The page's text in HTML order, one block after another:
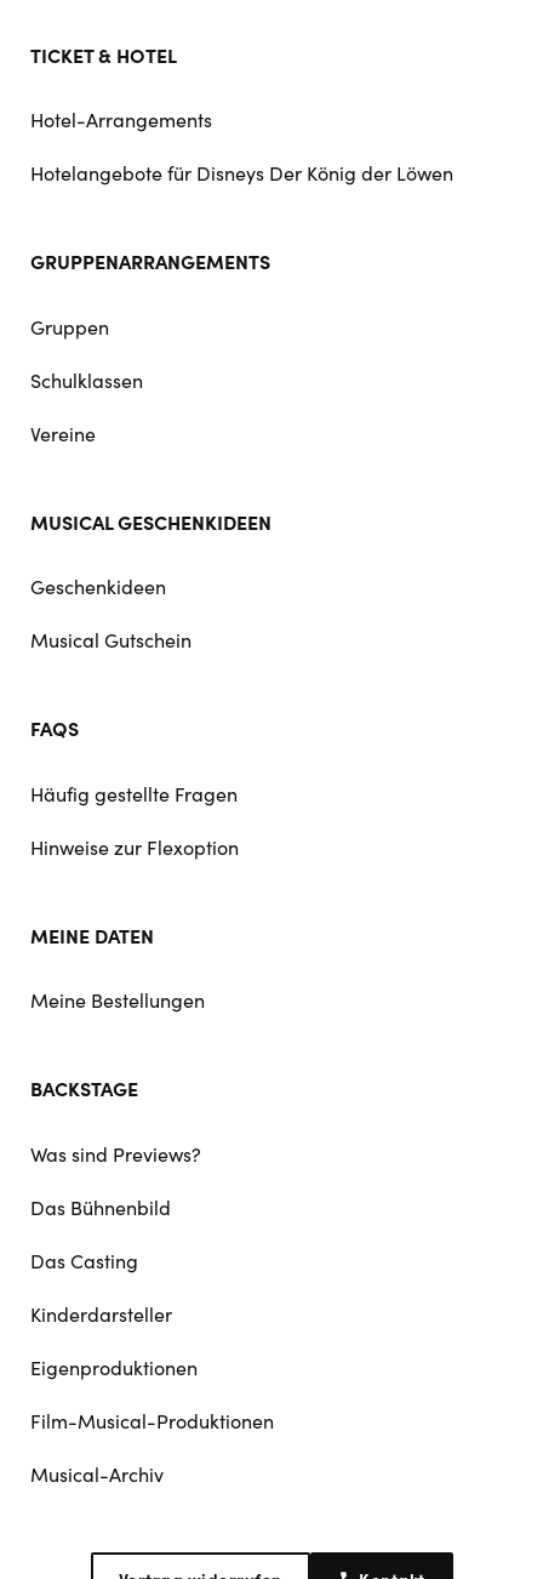
TICKET & HOTEL
Hotel-Arrangements
Hotelangebote für Disneys Der König der Löwen
GRUPPENARRANGEMENTS
Gruppen
Schulklassen
Vereine
MUSICAL GESCHENKIDEEN
Geschenkideen
Musical Gutschein
FAQS
Häufig gestellte Fragen
Hinweise zur Flexoption
MEINE DATEN
Meine Bestellungen
BACKSTAGE
Was sind Previews?
Das Bühnenbild
Das Casting
Kinderdarsteller
Eigenproduktionen
Film-Musical-Produktionen
Musical-Archiv